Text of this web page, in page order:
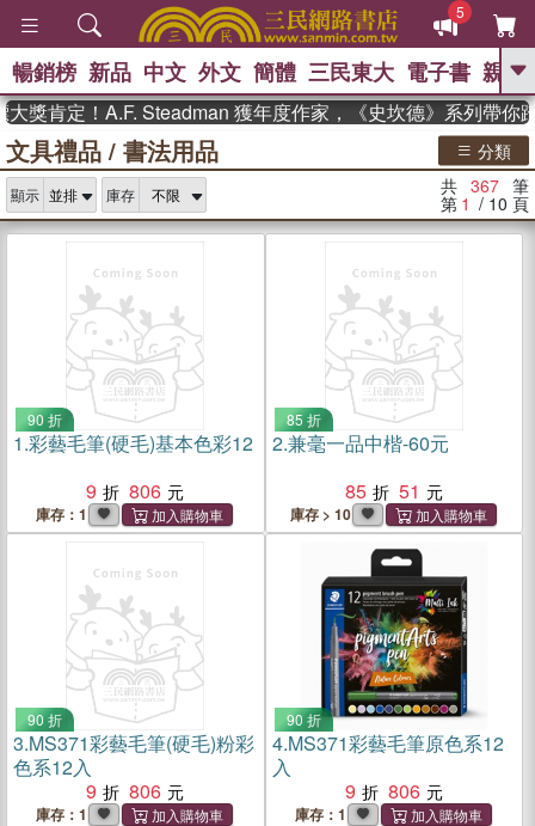
5
GO
高希均教授回憶錄
、 The Odyssey 、 父親節 、 如果歷
國際布克
獎 臺灣漫遊錄 、 方念華 、 台灣的李
數學女孩：黎曼猜想
暢銷榜 新品 中文 外文 簡體 三民東大 電子書 親子
定！A.F. Steadman 獲年度作家，《史坎德》系列帶你踏上
文具禮品 / 書法用品 分類
顯示 庫存 共 367 筆
第 1 / 10 頁
90 折
1.彩藝毛筆(硬毛)基本色彩12
9
806
庫存：1
85 折
2.兼毫一品中楷-60元
85
51
庫存 > 10
90 折
3.MS371彩藝毛筆(硬毛)粉彩
色系12入
9
806
庫存：1
90 折
4.MS371彩藝毛筆原色系12
入
9
806
庫存：1